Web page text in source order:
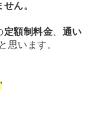
ん。
定額制料金
通い
思います。